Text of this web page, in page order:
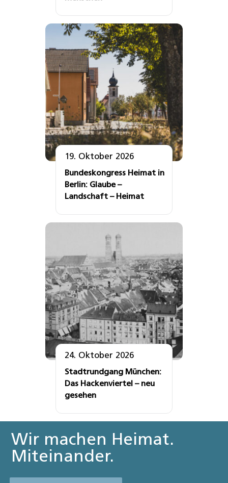
19. Oktober 2026
Bundeskongress Heimat in
Berlin: Glaube –
Landschaft – Heimat
24. Oktober 2026
Stadtrundgang München:
Das Hackenviertel – neu
gesehen
Wir machen Heimat.
Miteinander.